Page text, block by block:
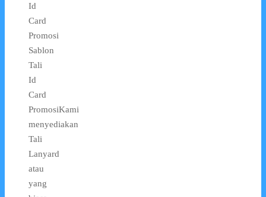
Id
Card
Promosi
Sablon
Tali
Id
Card
PromosiKami
menyediakan
Tali
Lanyard
atau
yang